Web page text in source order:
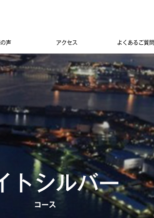
声 アクセス よくあるご質問
トシルバー
コース